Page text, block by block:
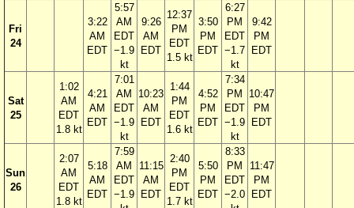
Fri
24
3:22
AM
EDT
5:57
AM
EDT
−1.9
kt
9:26
AM
EDT
12:37
PM
EDT
1.5 kt
3:50
PM
EDT
6:27
PM
EDT
−1.7
kt
9:42
PM
EDT
Sat
25
1:02
AM
EDT
1.8 kt
4:21
AM
EDT
7:01
AM
EDT
−1.9
kt
10:23
AM
EDT
1:44
PM
EDT
1.6 kt
4:52
PM
EDT
7:34
PM
EDT
−1.9
kt
10:47
PM
EDT
Sun
26
2:07
AM
EDT
1.8 kt
5:18
AM
EDT
7:59
AM
EDT
−1.9
11:15
AM
EDT
2:40
PM
EDT
1.7 kt
5:50
PM
EDT
8:33
PM
EDT
−2.0
11:47
PM
EDT